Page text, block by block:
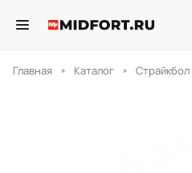
Главная Каталог Страйкбол